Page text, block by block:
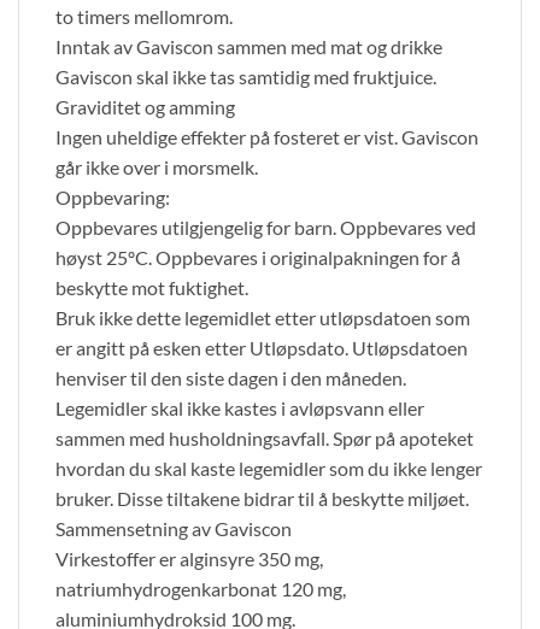
to timers mellomrom.
Inntak av Gaviscon sammen med mat og drikke
Gaviscon skal ikke tas samtidig med fruktjuice.
Graviditet og amming
Ingen uheldige effekter på fosteret er vist. Gaviscon
går ikke over i morsmelk.
Oppbevaring:
Oppbevares utilgjengelig for barn. Oppbevares ved
høyst 25ºC. Oppbevares i originalpakningen for å
beskytte mot fuktighet.
Bruk ikke dette legemidlet etter utløpsdatoen som
er angitt på esken etter Utløpsdato. Utløpsdatoen
henviser til den siste dagen i den måneden.
Legemidler skal ikke kastes i avløpsvann eller
sammen med husholdningsavfall. Spør på apoteket
hvordan du skal kaste legemidler som du ikke lenger
bruker. Disse tiltakene bidrar til å beskytte miljøet.
Sammensetning av Gaviscon
Virkestoffer er alginsyre 350 mg,
natriumhydrogenkarbonat 120 mg,
aluminiumhydroksid 100 mg.